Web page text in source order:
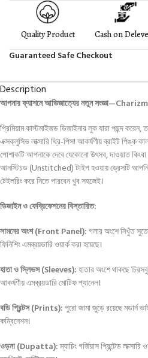
Quality Product Cash on
Guaranteed Safe Checkout
Description
আপনার ফ্যাশনে আভিজাত্যের নতুন
প্রিমিয়াম কাস্টমাইজড ডিজাইনার লুক যারা পছন্দ করেন,
এক্সক্লুসিভ লাক্সারি থ্রি-পিস! আকর্ষণীয় ব্রাইট পিঙ্ক
পোশাকটি আপনাকে দেবে যেকোনো উৎসব, দাওয়াত
আনস্টিচড (Unstitched) টাইপ হওয়ায় ড্রেসটি আপনি
টেইলরিং করে নিতে পারবেন খুব সহজেই।
ডিজাইন ও ফেব্রিকেশনের বিস্তারিত:
সামনের অংশ (Front Panel):গলার অংশে নিখুঁত
ফিনিশিং এমব্রয়ডারি ওয়ার্ক করা হয়েছে।
হাতা ও স্লিভস (Sleeves):হাতার অংশে থাকছে
আকর্ষণীয় এমব্রয়ডারি মোটিফ প্যানেল।
বডি প্রিন্টস (Prints):পুরো জামা জুড়ে রয়েছে মডার্ন
কম্বিনেশন।
ওড়না (Dupatta):ম্যাচিং গর্জিয়াস প্রিন্টেড